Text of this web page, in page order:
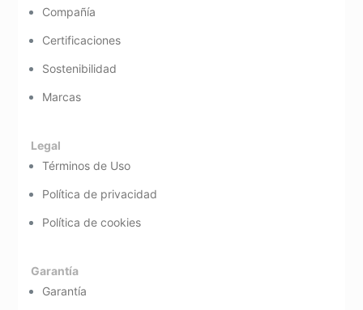
Compañía
Certificaciones
Sostenibilidad
Marcas
Legal
Términos de Uso
Política de privacidad
Política de cookies
Garantía
Garantía